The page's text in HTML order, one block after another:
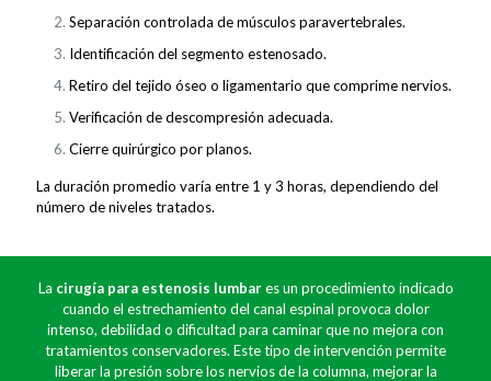
Separación controlada de músculos paravertebrales.
Identificación del segmento estenosado.
Retiro del tejido óseo o ligamentario que comprime nervios.
Verificación de descompresión adecuada.
Cierre quirúrgico por planos.
La duración promedio varía entre 1 y 3 horas, dependiendo del
número de niveles tratados.
La cirugía para estenosis lumbares un procedimiento indicado
cuando el estrechamiento del canal espinal provoca dolor
intenso, debilidad o dificultad para caminar que no mejora con
tratamientos conservadores. Este tipo de intervención permite
liberar la presión sobre los nervios de la columna, mejorar la